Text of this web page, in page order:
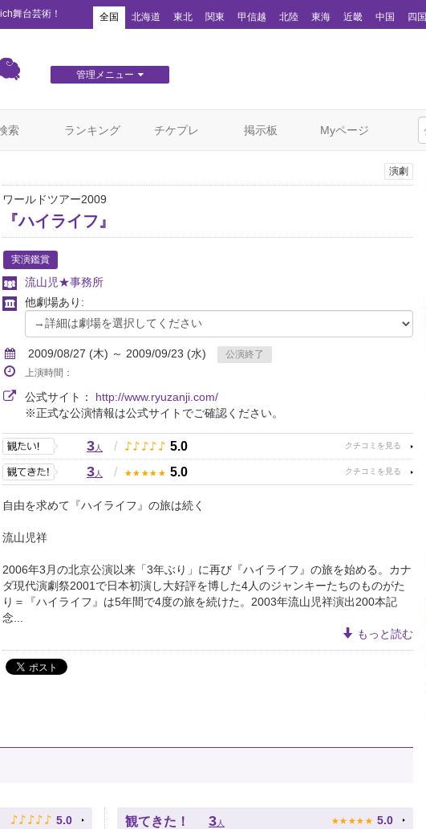
舞台芸術！ 全国 北海道 東北 関東 甲信越 北陸 東海 近畿 中国 四国
管理メニュー
索 ランキング チケプレ 掲示板 Myページ
演劇
ワールドツアー2009
『ハイライフ』
実演鑑賞
流山児★事務所
他劇場あり:
2009/08/27 (木) ～ 2009/09/23 (水)
公演終了
上演時間：
公式サイト： http://www.ryuzanji.com/
※正式な公演情報は公式サイトでご確認ください。
3人 / ♪ ♪ ♪ ♪ ♪ 5.0
3人 / ★ ★ ★ ★ ★ 5.0
自由を求めて『ハイライフ』の旅は続く
流山児祥
2006年3月の北京公演以来「3年ぶり」に再び『ハイライフ』の旅を始める。カナ
ダ現代演劇祭2001で日本初演し大好評を博した4人のジャンキーたちのものがた
り＝『ハイライフ』は5年間で4度の旅を続けた。2003年流山児祥演出200本記
念...
もっと読む
♪ ♪ ♪ ♪ ♪ 5.0 観てきた！ 3 人 ★ ★ ★ ★ ★ 5.0